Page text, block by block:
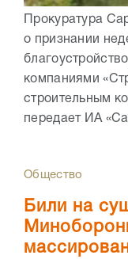
Прокуратура
о признании
компаниями
строительным
передает ИА
Общество
Били на